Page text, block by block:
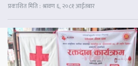
प्रकाशित मिति : श्रावण ६, २०८१ आईतबार